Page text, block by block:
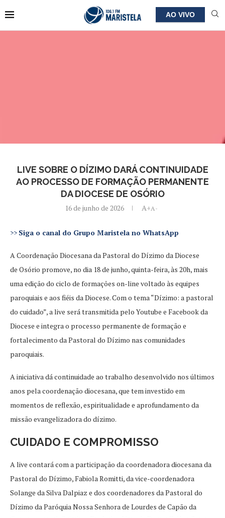
AO VIVO
LIVE SOBRE O DÍZIMO DARÁ CONTINUIDADE
AO PROCESSO DE FORMAÇÃO PERMANENTE
DA DIOCESE DE OSÓRIO
16 de junho de 2026 A+A-
>> Siga o canal do Grupo Maristela no WhatsApp
A Coordenação Diocesana da Pastoral do Dízimo da Diocese
de Osório promove, no dia 18 de junho, quinta-feira, às 20h, mais
uma edição do ciclo de formações on-line voltado às equipes
paroquiais e aos fiéis da Diocese. Com o tema “Dízimo: a pastoral
do cuidado”, a live será transmitida pelo Youtube e Facebook da
Diocese e integra o processo permanente de formação e
fortalecimento da Pastoral do Dízimo nas comunidades
paroquiais.
A iniciativa dá continuidade ao trabalho desenvolvido nos últimos
anos pela coordenação diocesana, que tem investido em
momentos de reflexão, espiritualidade e aprofundamento da
missão evangelizadora do dízimo.
CUIDADO E COMPROMISSO
A live contará com a participação da coordenadora diocesana da
Pastoral do Dízimo, Fabiola Romitti, da vice-coordenadora
Solange da Silva Dalpiaz e dos coordenadores da Pastoral do
Dízimo da Paróquia Nossa Senhora de Lourdes de Capão da